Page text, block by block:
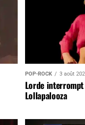
POP-ROCK 3 août
Lorde
Lollapalooza